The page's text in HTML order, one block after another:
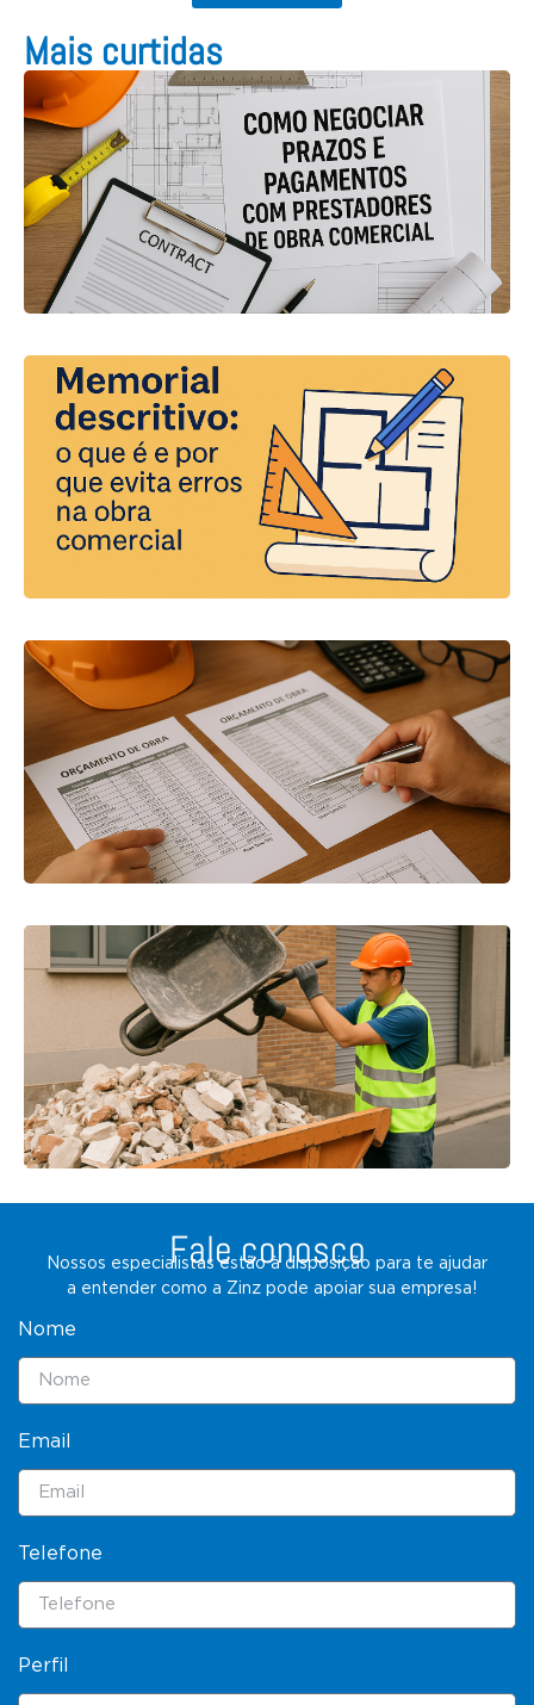
Mais curtidas​
Fale conosco
Nossos especialistas estão à disposição para te ajudar
a entender como a Zinz pode apoiar sua empresa!
Nome
Email
Telefone
Perfil